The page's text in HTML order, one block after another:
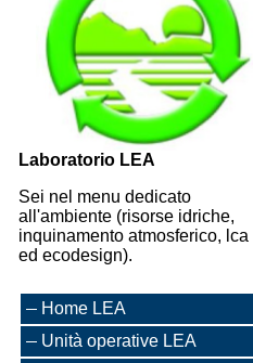
Laboratorio LEA
Sei nel menu dedicato
all'ambiente (risorse idriche,
inquinamento atmosferico, lca
ed ecodesign).
Home LEA
Unità operative LEA